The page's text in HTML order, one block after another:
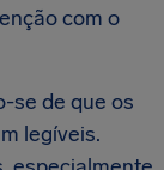
com o
se de que os
legíveis.